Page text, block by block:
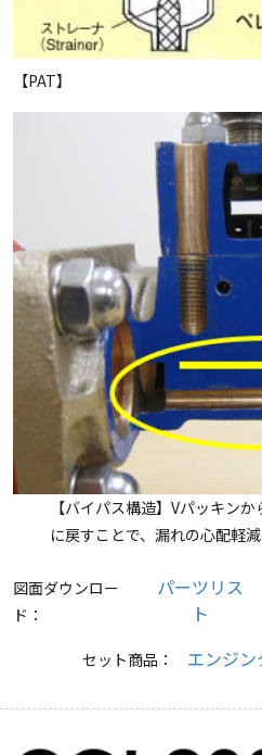
【PAT】
【バイパス構造】Vパッキン
に戻すことで、漏れの心配軽減
図面ダウンロー
ド：
パーツリス
ト
セット商品： エンジ